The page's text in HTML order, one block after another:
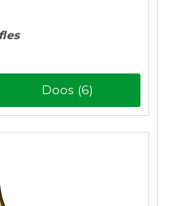
Doos (6)